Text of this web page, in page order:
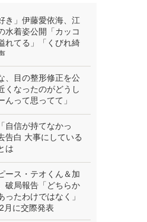
き」伊藤愛依海、江
水着姿公開「カッコ
れてる」「くびれ綺
、目の整形修正を公
くなったのがどうし
んって思ってて」
自信が持てなかっ
告白 大事にしている
は
ース・テオくん＆加
破局報告「どちらか
ったわけではなく」
月に交際発表